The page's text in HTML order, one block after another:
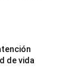
de vida